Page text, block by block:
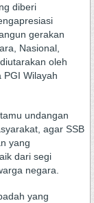
diberi
gerakan
Nasional,
oleh
PGI Wilayah
undangan
agar SSB
yang
dari segi
negara.
yang